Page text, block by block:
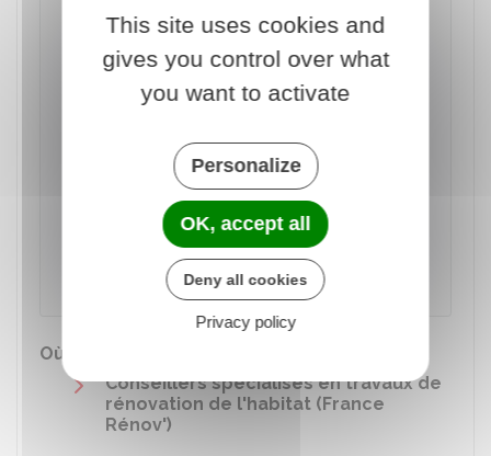
À savoir
petites copropriétés (20 lots d'habitation
maximum, dont65 %de résidences
35 %de gain énergétique
demandés. Un gain énergétique de
exigé. Pour savoir si une copropriété peut
accéder à cette expérimentation, il faut se
renseigner auprès d'un conseiller France
Où s'adresser ?
Conseillers spécialisés en travaux de
rénovation de l'habitat (France
Rénov')
This site uses cookies and
gives you control over what
you want to activate
Personalize
OK, accept all
Deny all cookies
Privacy policy